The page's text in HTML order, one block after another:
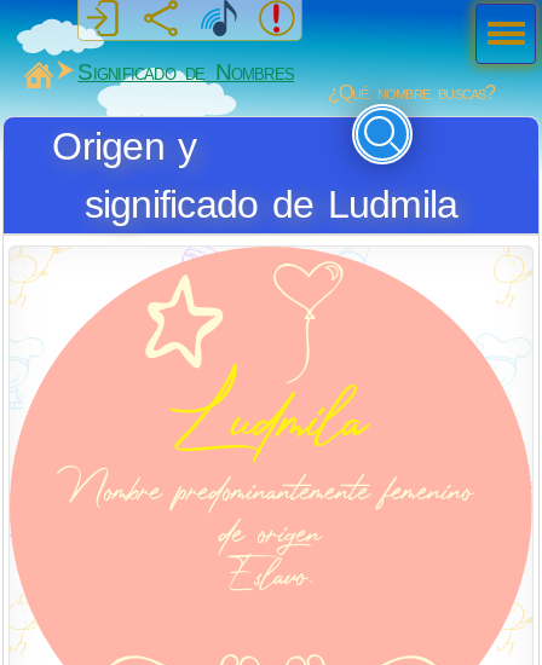
MiSabueso
Significado de Nombres
¿Qué nombre buscas?
Origen y
significado de Ludmila
Men
ú